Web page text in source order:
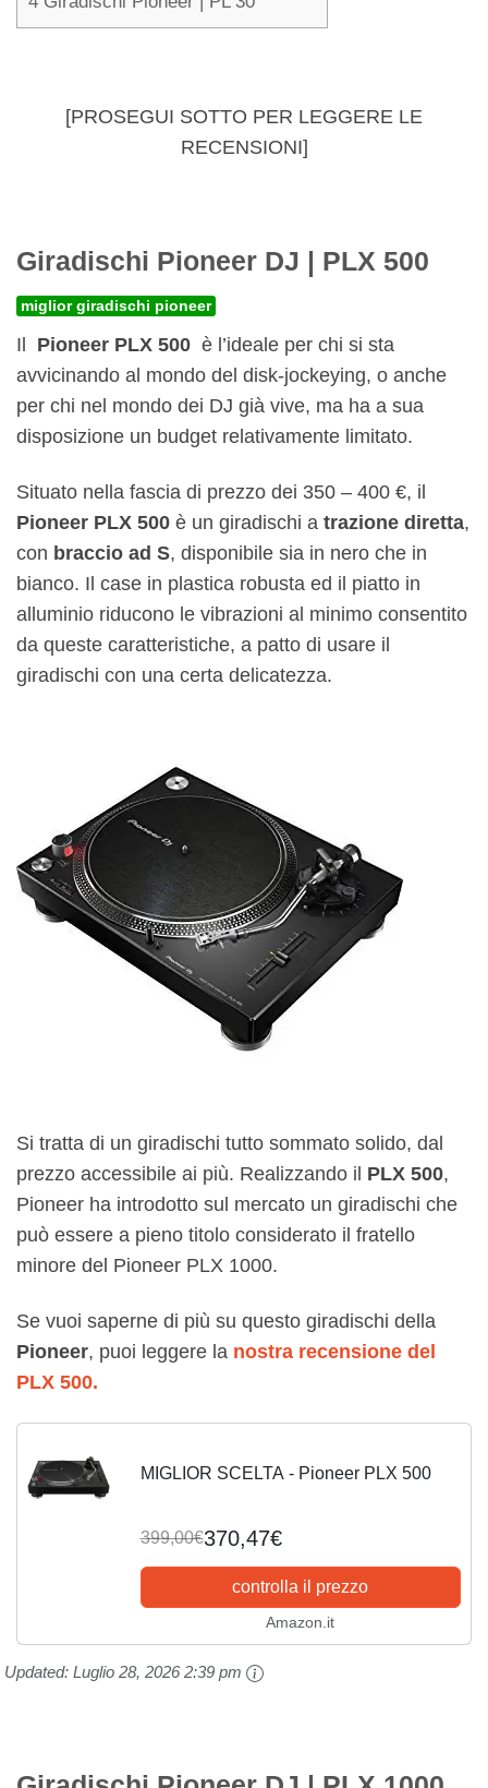
[PROSEGUI SOTTO PER LEGGERE LE
RECENSIONI]
Giradischi Pioneer DJ | PLX 500
miglior giradischi pioneer
Il Pioneer PLX 500 è l’ideale per chi si sta
avvicinando al mondo del disk-jockeying, o anche
per chi nel mondo dei DJ già vive, ma ha a sua
disposizione un budget relativamente limitato.
Situato nella fascia di prezzo dei 350 – 400 €, il
Pioneer PLX 500 è un giradischi a trazione diretta,
con braccio ad S, disponibile sia in nero che in
bianco. Il case in plastica robusta ed il piatto in
alluminio riducono le vibrazioni al minimo consentito
da queste caratteristiche, a patto di usare il
giradischi con una certa delicatezza.
Si tratta di un giradischi tutto sommato solido, dal
prezzo accessibile ai più. Realizzando il PLX 500,
Pioneer ha introdotto sul mercato un giradischi che
può essere a pieno titolo considerato il fratello
minore del Pioneer PLX 1000.
Se vuoi saperne di più su questo giradischi della
Pioneer, puoi leggere la nostra recensione del
PLX 500.
MIGLIOR SCELTA - Pioneer PLX 500
399,00€370,47€
controlla il prezzo
Amazon.it
Updated: Luglio 28, 2026 2:39 pm